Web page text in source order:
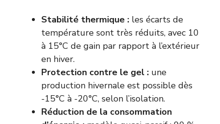
Stabilité thermique : les écarts de
température sont très réduits, avec 10
à 15°C de gain par rapport à l’extérieur
en hiver.
Protection contre le gel : une
production hivernale est possible dès
-15°C à -20°C, selon l’isolation.
Réduction de la consommation